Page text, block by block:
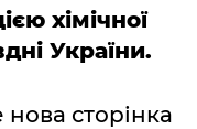
хімічної
України.
сторінка